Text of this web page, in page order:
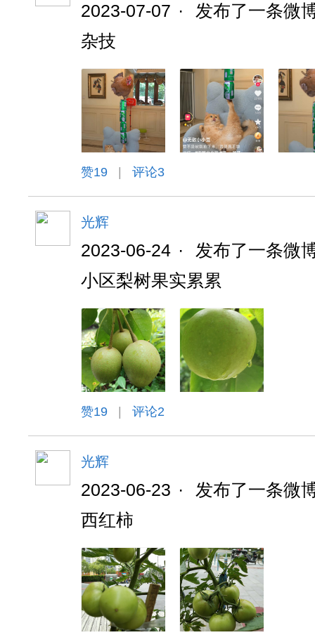
2023-07-07 ·
发布了一条微
杂技
赞19 评论3
光辉
2023-06-24 ·
发布了一条微
小区梨树果实累累
赞19 评论2
光辉
2023-06-23 ·
发布了一条微
西红柿